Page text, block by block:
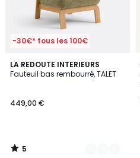
-30€* tous les 100€
LA REDOUTE INTERIEURS
Fauteuil bas rembourré, TALET
449,00 €
5
/
2
Couleurs
5
/